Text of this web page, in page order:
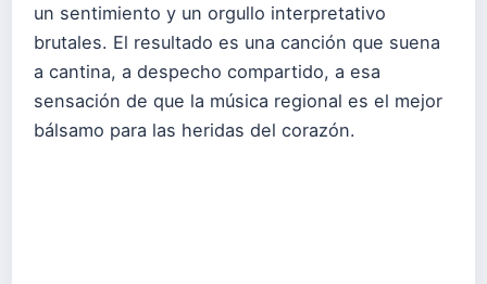
un sentimiento y un orgullo interpretativo
brutales. El resultado es una canción que suena
a cantina, a despecho compartido, a esa
sensación de que la música regional es el mejor
bálsamo para las heridas del corazón.